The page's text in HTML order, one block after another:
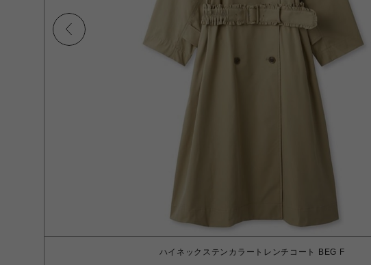
ハイネックステンカラートレンチコート BEG F